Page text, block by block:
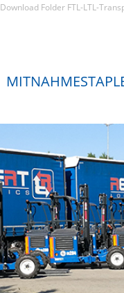
Download Folder FTL-LTL-